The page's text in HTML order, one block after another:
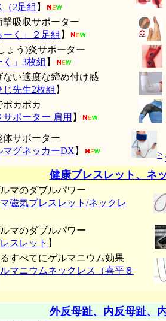
2足組 】
撃吸収サポーター
ーく」２足組 】
ょう)炎サポーター
く」3枚組 】
ない適度な締め付け感
先生2枚組 】
ポカポカ
ポーター 肩用 】
体サポーター
マグネッカーDX 】 >
健康ブレスレット、ネ
マのダブルパワー
磁気ブレスレット/ネックレ
マのダブルパワー
スレット 】
るすべてにゲルマニウム効果
マニウムネックレス（喜平８
外反母趾、内反母趾、